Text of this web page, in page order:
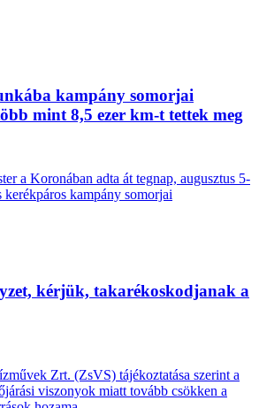
kampány somorjai
mint 8,5 ezer km-t tettek meg
a Koronában adta át tegnap, augusztus 5-
kerékpáros kampány somorjai
kérjük, takarékoskodjanak a
Zrt. (ZsVS) tájékoztatása szerint a
viszonyok miatt tovább csökken a